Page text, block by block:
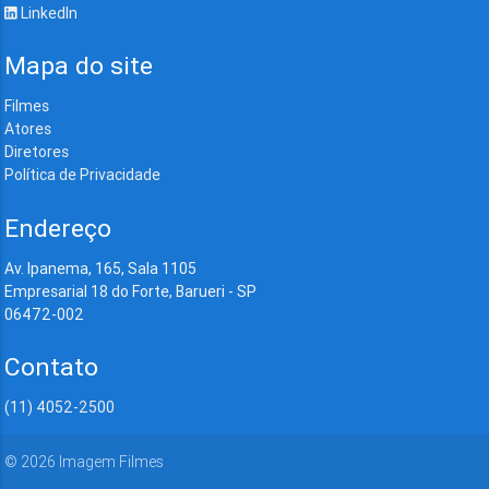
LinkedIn
Mapa do site
Filmes
Atores
Diretores
Política de Privacidade
Endereço
Av. Ipanema, 165, Sala 1105
Empresarial 18 do Forte, Barueri - SP
06472-002
Contato
(11) 4052-2500
© 2026 Imagem Filmes